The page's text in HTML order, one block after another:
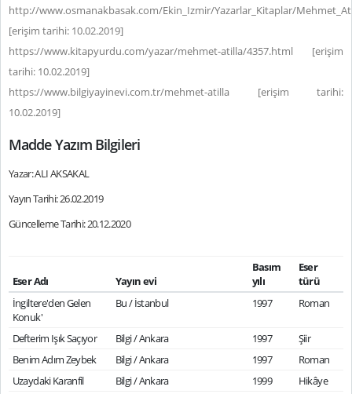
http://www.osmanakbasak.com/Ekin_Izmir/Yazarlar_Kitaplar/
[erişim tarihi: 10.02.2019]
https://www.kitapyurdu.com/yazar/mehmet-atilla/4357.html [erişim
tarihi: 10.02.2019]
https://www.bilgiyayinevi.com.tr/mehmet-atilla [erişim tarihi:
10.02.2019]
Madde Yazım Bilgileri
Yazar: ALI AKSAKAL
Yayın Tarihi: 26.02.2019
Güncelleme Tarihi: 20.12.2020
Eser Adı Yayın evi
Basım
yılı
Eser
türü
İngiltere'den Gelen
Konuk'
Bu / İstanbul 1997 Roman
Defterim Işık Saçıyor Bilgi / Ankara 1997
Şiir
Benim Adım Zeybek
Bilgi / Ankara 1997
Roman
Uzaydaki Karanfil
Bilgi / Ankara 1999
Hikâye